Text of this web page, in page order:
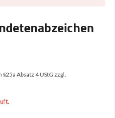
Absatz 4 UStG zzgl.